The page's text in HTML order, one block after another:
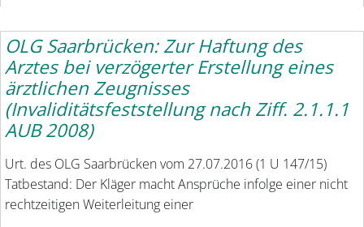
OLG Saarbrücken: Zur Haftung des
Arztes bei verzögerter Erstellung eines
ärztlichen Zeugnisses
(Invaliditätsfeststellung nach Ziff. 2.1.1.1
AUB 2008)
Urt. des OLG Saarbrücken vom 27.07.2016 (1 U 147/15)
Tatbestand: Der Kläger macht Ansprüche infolge einer nicht
rechtzeitigen Weiterleitung einer